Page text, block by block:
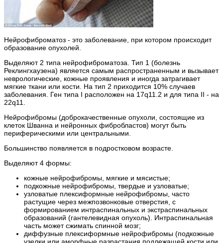
Нейрофиброматоз - это заболевание, при котором происходит
образование опухолей.
Выделяют 2 типа нейрофиброматоза. Тип 1 (болезнь
Реклингхаузена) является самым распространенным и вызывает
неврологические, кожные проявления и иногда затрагивает
мягкие ткани или кости. На тип 2 приходится 10% случаев
заболевания. Ген типа I расположен на 17q11.2 и для типа II - на
22q11.
Нейрофибромы (доброкачественные опухоли, состоящие из
клеток Шванна и нейронных фибробластов) могут быть
периферическими или центральными.
Большинство появляется в подростковом возрасте.
Выделяют 4 формы:
кожные нейрофибромы, мягкие и мясистые;
подкожные нейрофибромы, твердые и узловатые;
узловатые плексиформные нейрофибромы, часто
растущие через межпозвонковые отверстия, с
формированием интраспинальных и экстраспинальных
образований (гантелевидная опухоль). Интраспинальная
часть может сжимать спинной мозг;
диффузные плексиформные нейрофибромы (подкожные